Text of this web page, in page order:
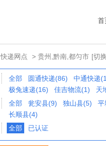
首
快递网点 > 贵州,黔南,都匀市 [切
全部 圆通快递(86) 中通快递
极兔速递(16)
佳吉物流(1) 天
全部 瓮安县(9) 独山县(5) 平
长顺县(4)
全部 已认证